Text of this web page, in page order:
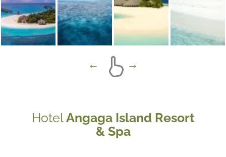
HotelAngaga Island Resort
& Spa